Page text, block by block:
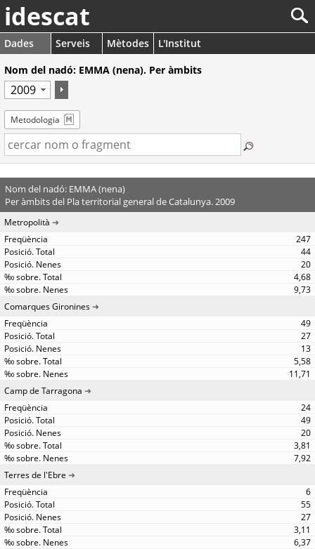
idescat
Dades Serveis Mètodes
L'Institut
Nom del nadó: EMMA (nena). Per àmbits
Metodologia
Nom del nadó: EMMA (nena)
Per àmbits del Pla territorial general de Catalunya. 2009
Metropolità
247
44
20
4,68
9,73
Comarques Gironines
49
27
13
5,58
11,71
Camp de Tarragona
24
49
20
3,81
7,92
Terres de l'Ebre
6
55
27
3,11
6,37